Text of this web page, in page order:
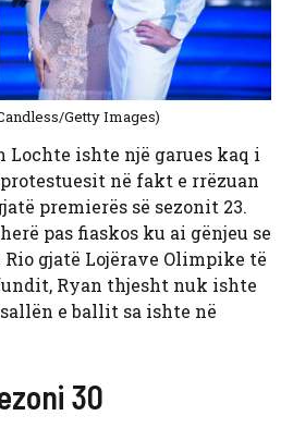
Getty Images)
ishte një garues kaq i
në fakt e rrëzuan
premierës së sezonit 23.
pas fiaskos ku ai gënjeu se
gjatë Lojërave Olimpike të
Ryan thjesht nuk ishte
e ballit sa ishte në
30